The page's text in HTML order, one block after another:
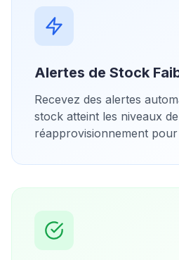
Alertes de Stock
Recevez des alertes
stock atteint les niveaux de
réapprovisionnement